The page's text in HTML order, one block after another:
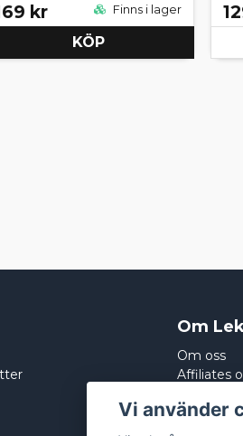
kr Finns i lager
KÖP
Om
Om oss
Affiliates
Vi använder